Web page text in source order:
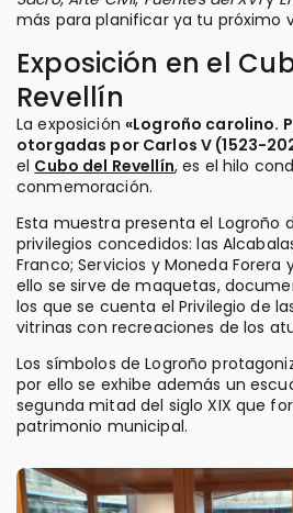
más para planificar ya tu próximo
Exposición en el
Revellín
La exposición «Logroño carolino.
otorgadas por Carlos V (1523-
el Cubo del Revellín, es el hilo
conmemoración.
Esta muestra presenta el Logroño
privilegios concedidos: las
Franco; Servicios y Moneda Forera
ello se sirve de maquetas,
los que se cuenta el Privilegio de
vitrinas con recreaciones de los
Los símbolos de Logroño
por ello se exhibe además un
segunda mitad del siglo XIX que
patrimonio municipal.